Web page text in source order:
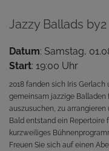
Jazzy Ballads by2
Datum: Samstag,
Start: 19:00 Uhr
2018 fanden sich Iris
gemeinsam jazzige Balladen
auszusuchen, zu
Bald entstand ein Repertoire
kurzweiliges
Freuen Sie sich auf einen